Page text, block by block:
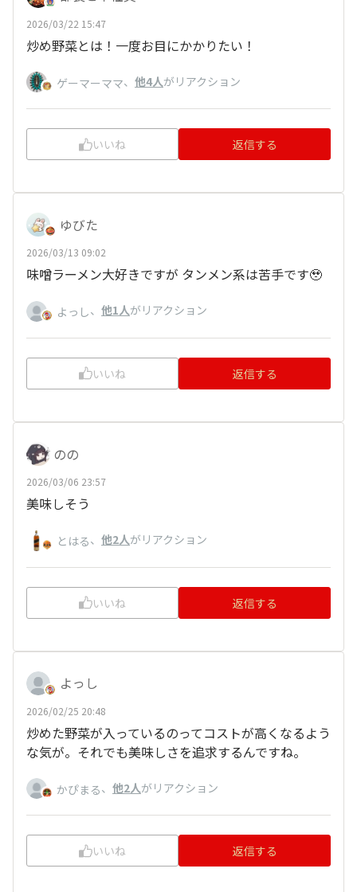
2026/03/22 15:47
炒め野菜とは！一度お目にかかりたい！
ゲーマーママ、 他4人がリアクション
いいね 返信する
ゆびた
2026/03/13 09:02
味噌ラーメン大好きですが タンメン系は苦手です🥹
よっし、 他1人がリアクション
いいね 返信する
のの
2026/03/06 23:57
美味しそう
とはる、 他2人がリアクション
いいね 返信する
よっし
2026/02/25 20:48
炒めた野菜が入っているのってコストが高くなるよう
な気が。それでも美味しさを追求するんですね。
かぴまる、 他2人がリアクション
いいね 返信する